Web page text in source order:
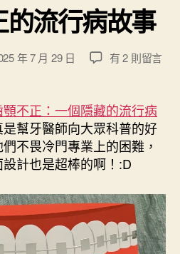
起
居
的
影
因
子
”
流行病故事
年 7 月 29 日
在
咬
合
不
正
的
行
故
事
有 2 則留言
顎不正：一個隱藏的流行病
幫牙醫師向大眾科普的好
不畏冷門專業上的困難，
計也是超棒的啊！:D